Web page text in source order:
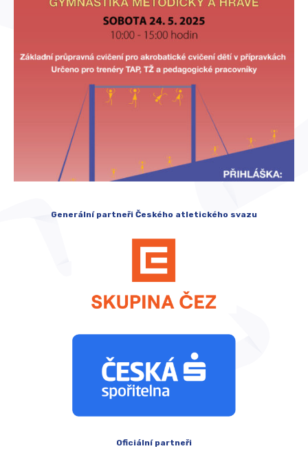
Generální partneři Českého atletického svazu
Oficiální partneři